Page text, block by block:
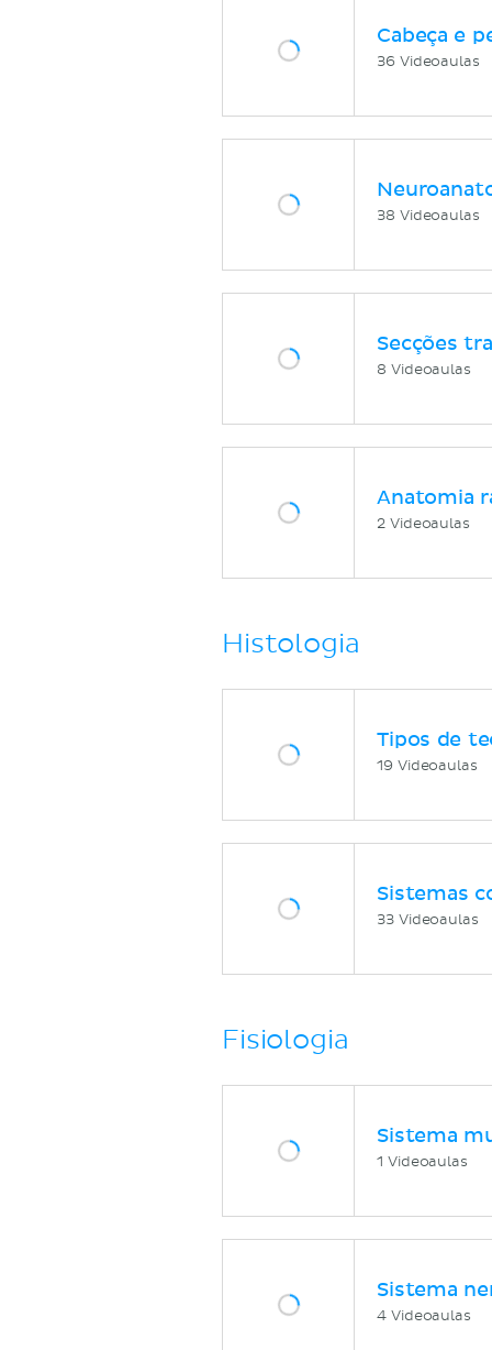
Cabeça e
36 Videoaulas
38 Videoaulas
Secções
8 Videoaulas
Anatomia
2 Videoaulas
Histologia
Tipos de
19 Videoaulas
Sistemas
33 Videoaulas
Fisiologia
Sistema
1 Videoaulas
Sistema
4 Videoaulas